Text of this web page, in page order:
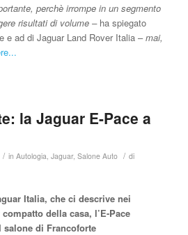
perchè irrompe in un segmento
risultati di volume –ha spiegato
e ad di Jaguar Land Rover Italia –mai,
la Jaguar E-Pace a
/ in Autologia Jaguar, Salone Auto / di
Italia, che ci descrive nei
della casa, l’E-Pace
di Francoforte